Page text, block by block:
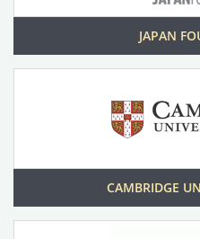
JAPAN
CAMBRIDGE